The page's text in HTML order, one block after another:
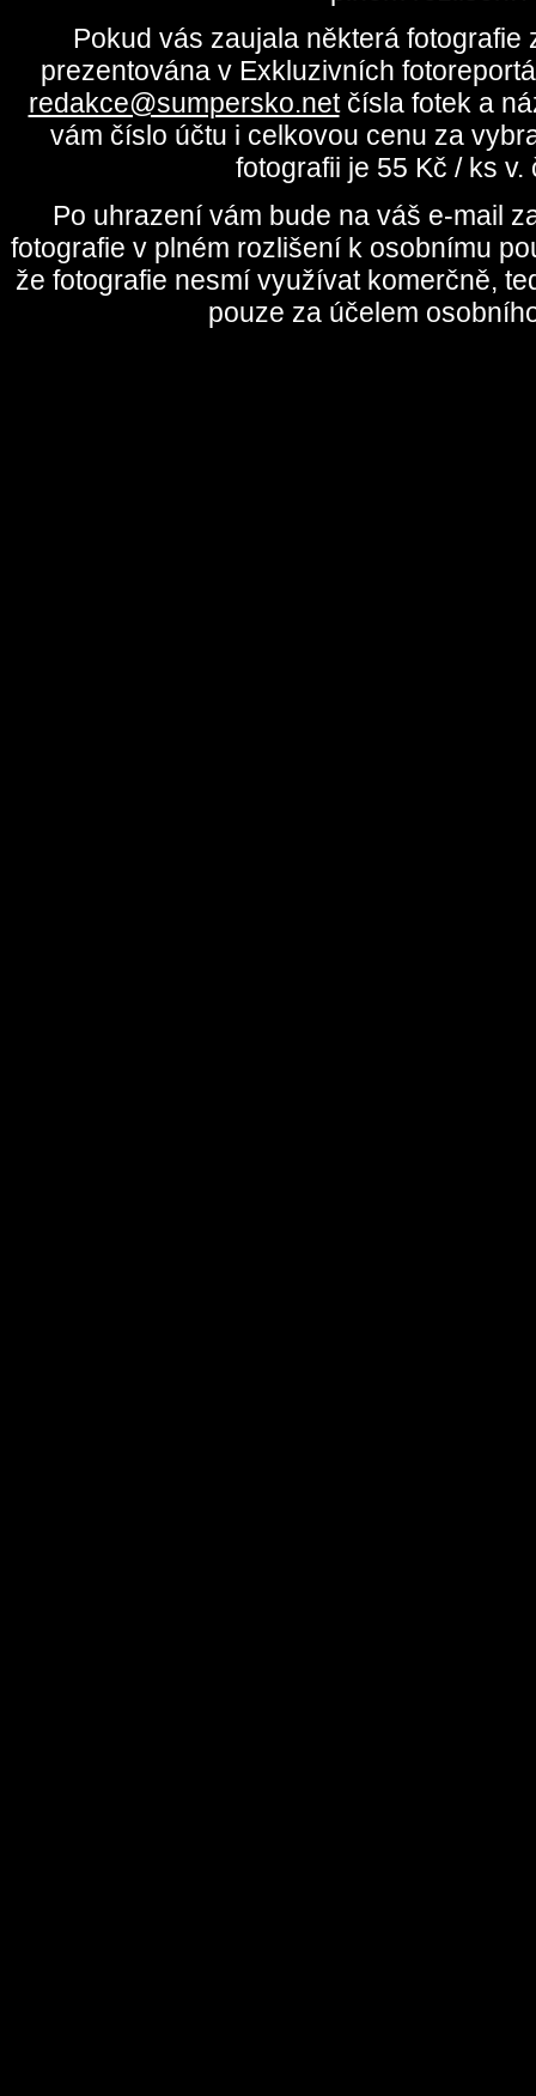
Pokud vás zaujala některá fotografie
prezentována v Exkluzivních
redakce@sumpersko.netčísla fotek a
vám číslo účtu i celkovou cenu za
fotografii je 55 Kč / ks v.
Po uhrazení vám bude na váš e-mail
fotografie v plném rozlišení k osobnímu
že fotografie nesmí využívat komerčně,
pouze za účelem